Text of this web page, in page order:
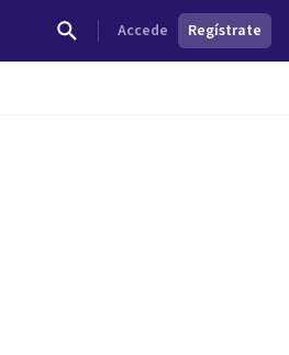
Accede Regístrate